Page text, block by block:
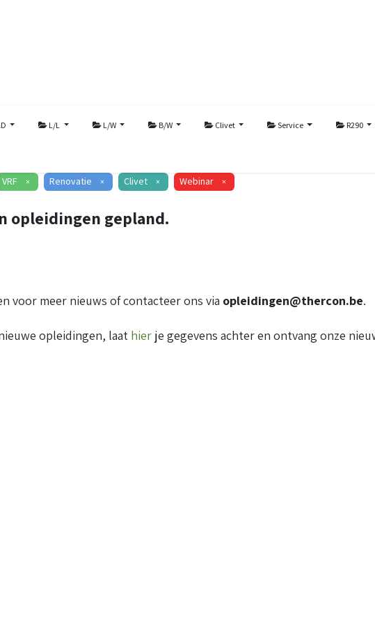
L/L L/W B/W Clivet Service R290
VRF × Renovatie × Clivet × Webinar ×
opleidingen gepland.
voor meer nieuws of contacteer ons via opleidingen@thercon.be.
opleidingen, laat hier je gegevens achter en ontvang onze